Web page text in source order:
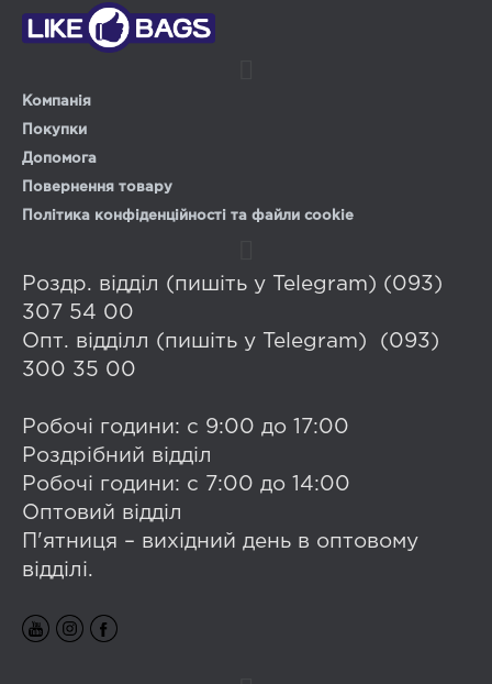
Компанія
Покупки
Допомога
Повернення товару
Політика конфіденційності та файли cookie
Роздр. відділ (пишіть у Telegram) (093)
307 54 00
Опт. відділл (пишіть у Telegram) (093)
300 35 00
Робочі години: с 9:00 до 17:00
Роздрібний відділ
Робочі години: с 7:00 до 14:00
Оптовий відділ
П'ятниця – вихідний день в оптовому
відділі.